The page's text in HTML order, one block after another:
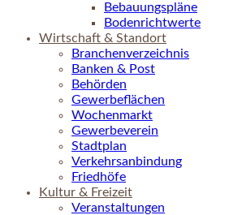
Bebauungspläne
Bodenrichtwerte
Wirtschaft & Standort
Branchenverzeichnis
Banken & Post
Behörden
Gewerbeflächen
Wochenmarkt
Gewerbeverein
Stadtplan
Verkehrsanbindung
Friedhöfe
Kultur & Freizeit
Veranstaltungen